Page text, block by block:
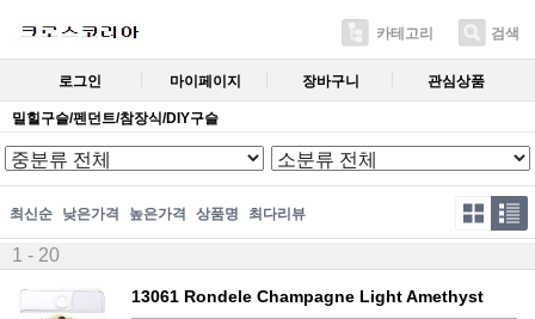
카테고리 검색
로그인 마이페이지 장바구니 관심상품
밀힐구슬/펜던트/참장식/DIY구슬
최신순 낮은가격 높은가격 상품명 최다리뷰
1 - 20
13061 Rondele Champagne Light Amethyst